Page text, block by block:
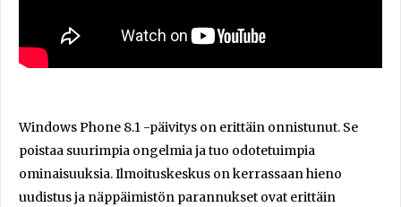
Windows Phone 8.1 -päivitys on erittäin onnistunut. Se
poistaa suurimpia ongelmia ja tuo odotetuimpia
ominaisuuksia. Ilmoituskeskus on kerrassaan hieno
uudistus ja näppäimistön parannukset ovat erittäin